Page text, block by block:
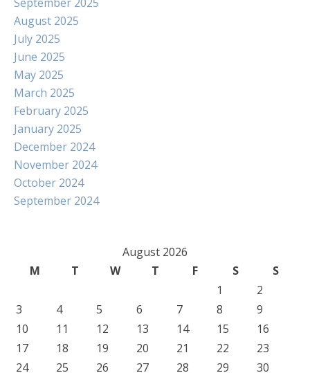
August 2025
July 2025
June 2025
May 2025
March 2025
February 2025
January 2025
December 2024
November 2024
October 2024
September 2024
August 2026
M
T W T F S
S
1
2
3
4 5 6 7 8
9
10
11 12 13 14 15
16
17
18 19 20 21 22
23
24
25 26 27 28 29 30